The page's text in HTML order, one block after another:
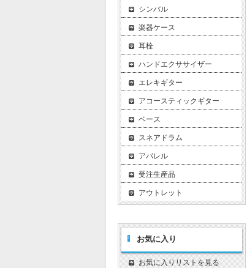
シンバル
楽器ケース
耳栓
ハンドエクササイザー
エレキギター
アコースティックギター
ベース
スネアドラム
アパレル
受注生産品
アウトレット
お気に入り
お気に入りリストを見る